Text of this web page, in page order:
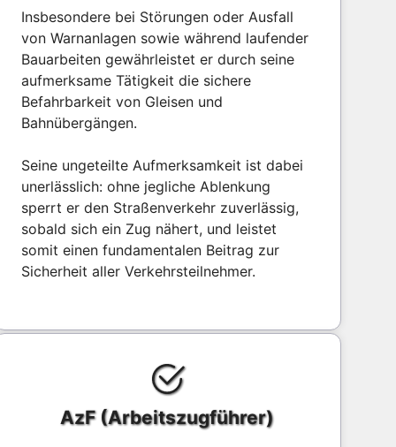
Insbesondere bei Störungen oder Ausfall
von Warnanlagen sowie während laufender
Bauarbeiten gewährleistet er durch seine
aufmerksame Tätigkeit die sichere
Befahrbarkeit von Gleisen und
Bahnübergängen.
Seine ungeteilte Aufmerksamkeit ist dabei
unerlässlich: ohne jegliche Ablenkung
sperrt er den Straßenverkehr zuverlässig,
sobald sich ein Zug nähert, und leistet
somit einen fundamentalen Beitrag zur
Sicherheit aller Verkehrsteilnehmer.
AzF (Arbeitszugführer)